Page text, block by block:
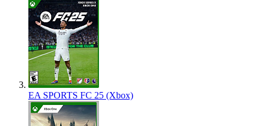
EA SPORTS FC 25 (Xbox)